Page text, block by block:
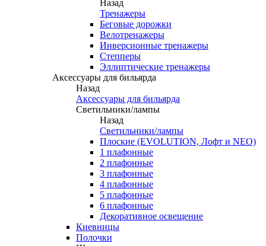
Назад
Тренажеры
Беговые дорожки
Велотренажеры
Инверсионные тренажеры
Степперы
Эллиптические тренажеры
Аксессуары для бильярда
Назад
Аксессуары для бильярда
Светильники/лампы
Назад
Светильники/лампы
Плоские (EVOLUTION, Лофт и NEO)
1 плафонные
2 плафонные
3 плафонные
4 плафонные
5 плафонные
6 плафонные
Декоративное освещение
Киевницы
Полочки